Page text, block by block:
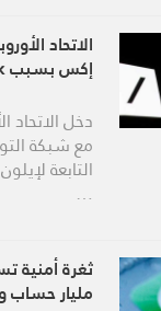
الاتحاد
إكس بسبب Grok
دخل الاتحاد
مع شبكة
التابعة
…
مليار حساب